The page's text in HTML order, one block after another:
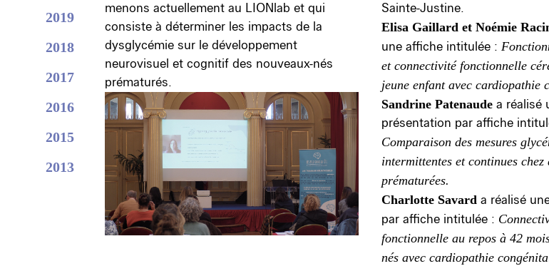
2019
2018
2017
2016
2015
2013
menons actuellement au LIONlab et qui
consiste à déterminer les impacts de la
dysglycémie sur le développement
neurovisuel et cognitif des nouveaux-nés
prématurés.
Sainte-Justine.
Elisa Gaillard et Noémie
une affiche intitulée :
et connectivité fonctionnelle
jeune enfant avec cardiopathie
Sandrine Patenaudea réalisé
présentation par affiche
Comparaison des mesures
intermittentes et continues chez
prématurées.
Charlotte Savarda réalisé
par affiche intitulée :
fonctionnelle au repos à 42
nés avec cardiopathie